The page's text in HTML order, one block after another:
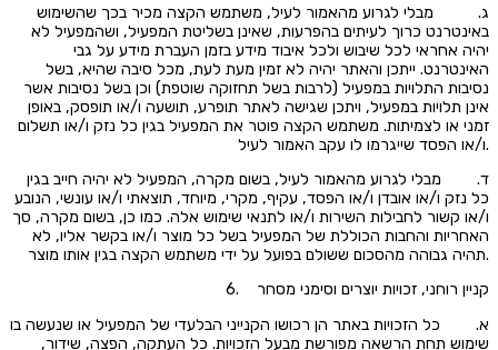
ג. מבלי לגרוע מהאמור לעיל, משתמש הקצה מכיר בכך שהשימוש
באינטרנט כרוך לעיתים בהפרעות, שאינן בשליטת המפעיל, ושהמפעיל לא
יהיה אחראי לכל שיבוש ולכל איבוד מידע בזמן העברת מידע על גבי
האינטרנט. ייתכן והאתר יהיה לא זמין מעת לעת, מכל סיבה שהיא, בשל
נסיבות התלויות במפעיל (לרבות בשל תחזוקה שוטפת) וכן בשל נסיבות אשר
אינן תלויות במפעיל, ויתכן שגישה לאתר תופרע, תושעה ו/או תופסק, באופן
זמני או לצמיתות. משתמש הקצה פוטר את המפעיל בגין כל נזק ו/או תשלום
ו/או הפסד שייגרמו לו עקב האמור לעיל.
ד. מבלי לגרוע מהאמור לעיל, בשום מקרה, המפעיל לא יהיה חייב בגין
כל נזק ו/או אובדן ו/או הפסד, עקיף, מקרי, מיוחד, תוצאתי ו/או עונשי, הנובע
ו/או קשור לחבילות השירות ו/או לתנאי שימוש אלה. כמו כן, בשום מקרה, סך
האחריות והחבות הכוללת של המפעיל בשל כל מוצר ו/או בקשר אליו, לא
תהיה גבוהה מהסכום ששולם בפועל על ידי משתמש הקצה בגין אותו מוצר.
6. קניין רוחני, זכויות יוצרים וסימני מסחר
א. כל הזכויות באתר הן רכושו הקנייני הבלעדי של המפעיל או שנעשה בו
שימוש תחת הרשאה מפורשת מבעל הזכויות. כל העתקה, הפצה, שידור,